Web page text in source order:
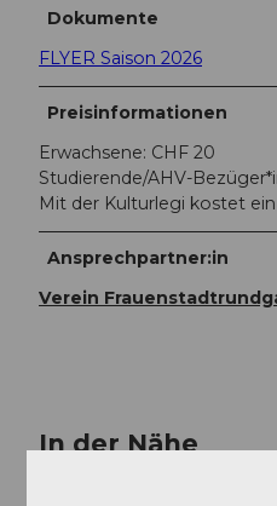
Dokumente
FLYER Saison 2026
Preisinformationen
Erwachsene: CHF 20
Studierende/AHV-
Mit der Kulturlegi kostet ein
Ansprechpartner:in
Verein
In der Nähe